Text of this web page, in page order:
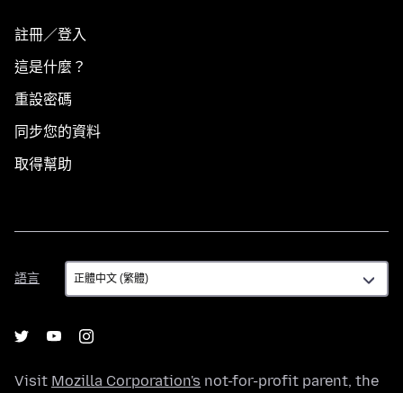
註冊／登入
這是什麼？
重設密碼
同步您的資料
取得幫助
語言
語
言
Visit Mozilla Corporation's not-for-profit parent, the